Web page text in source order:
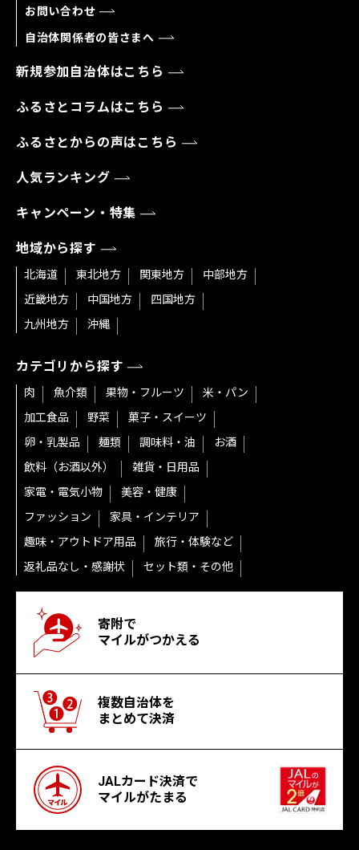
お問い合わせ
自治体関係者の皆さまへ
新規参加自治体はこちら
ふるさとコラムはこちら
ふるさとからの声はこちら
人気ランキング
キャンペーン・特集
地域から探す
北海道 東北地方 関東地方
中部地方
近畿地方
中国地方
四国地方
九州地方
沖縄
カテゴリから探す
肉 魚介類 果物・フルーツ
米・パン
加工食品
野菜
菓子・スイーツ
卵・乳製品
麺類 調味料・油
お酒
飲料（お酒以外）
雑貨・日用品
家電・電気小物
美容・健康
ファッション
家具・インテリア
趣味・アウトドア用品
旅行・体験など
返礼品なし・感謝状
セット類・その他
寄附で
マイルがつかえる
複数自治体を
まとめて決済
JALカード決済で
マイルがたまる